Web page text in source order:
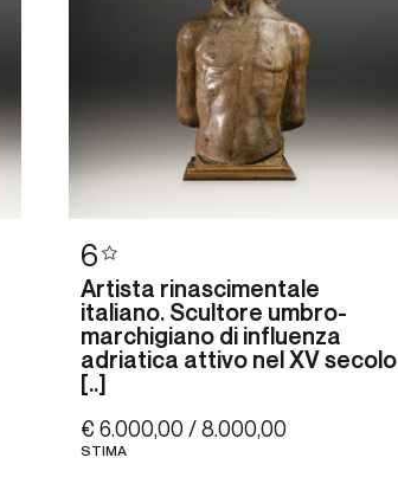
6
Artista rinascimentale
italiano. Scultore umbro-
marchigiano di influenza
adriatica attivo nel XV secolo
[..]
€ 6.000,00 / 8.000,00
STIMA